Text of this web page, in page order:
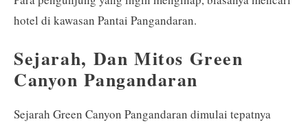
hotel di kawasan Pantai Pangandaran.
Sejarah, Dan Mitos Green
Canyon Pangandaran
Sejarah Green Canyon Pangandaran dimulai tepatnya